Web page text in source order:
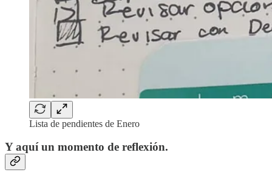
Lista de pendientes de Enero
Y aquí un momento de reflexión.